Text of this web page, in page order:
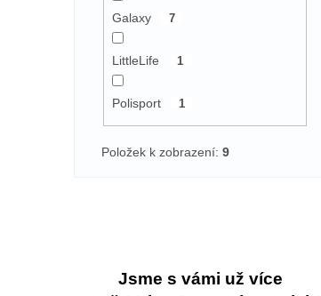
Galaxy 7
LittleLife 1
Polisport 1
Položek k zobrazení: 9
Jsme s vámi už více